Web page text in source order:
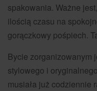
spakowania. Ważne
ilością czasu na
gorączkowy pośpiech.
Bycie zorganizowanym
stylowego i
musiała już codziennie